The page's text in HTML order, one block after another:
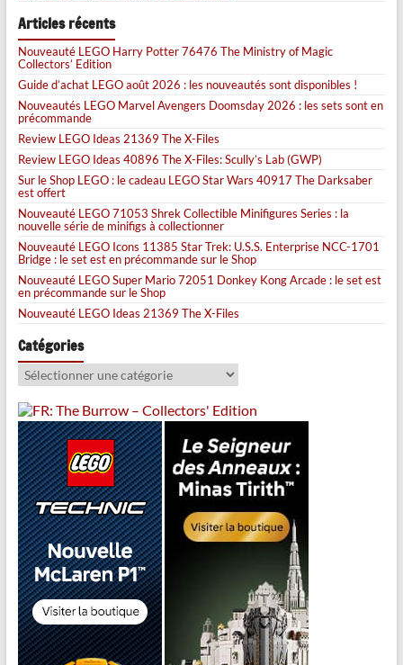
Articles récents
Nouveauté LEGO Harry Potter 76476 The Ministry of Magic
Collectors’ Edition
Guide d’achat LEGO août 2026 : les nouveautés sont disponibles !
Nouveautés LEGO Marvel Avengers Doomsday 2026 : les sets sont en
précommande
Review LEGO Ideas 21369 The X-Files
Review LEGO Ideas 40896 The X-Files: Scully’s Lab (GWP)
Sur le Shop LEGO : le cadeau LEGO Star Wars 40917 The Darksaber
est offert
Nouveauté LEGO 71053 Shrek Collectible Minifigures Series : la
nouvelle série de minifigs à collectionner
Nouveauté LEGO Icons 11385 Star Trek: U.S.S. Enterprise NCC-1701
Bridge : le set est en précommande sur le Shop
Nouveauté LEGO Super Mario 72051 Donkey Kong Arcade : le set est
en précommande sur le Shop
Nouveauté LEGO Ideas 21369 The X-Files
Catégories
Catégories